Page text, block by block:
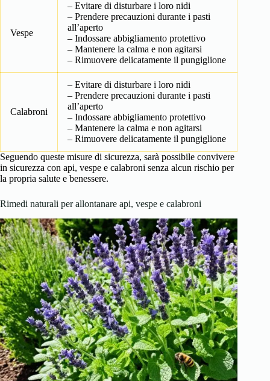
Vespe
– Evitare di disturbare i loro nidi
– Prendere precauzioni durante i pasti
all’aperto
– Indossare abbigliamento protettivo
– Mantenere la calma e non agitarsi
– Rimuovere delicatamente il pungiglione
Calabroni
– Evitare di disturbare i loro nidi
– Prendere precauzioni durante i pasti
all’aperto
– Indossare abbigliamento protettivo
– Mantenere la calma e non agitarsi
– Rimuovere delicatamente il pungiglione
Seguendo queste misure di sicurezza, sarà possibile convivere
in sicurezza con api, vespe e calabroni senza alcun rischio per
la propria salute e benessere.
Rimedi naturali per allontanare api, vespe e calabroni